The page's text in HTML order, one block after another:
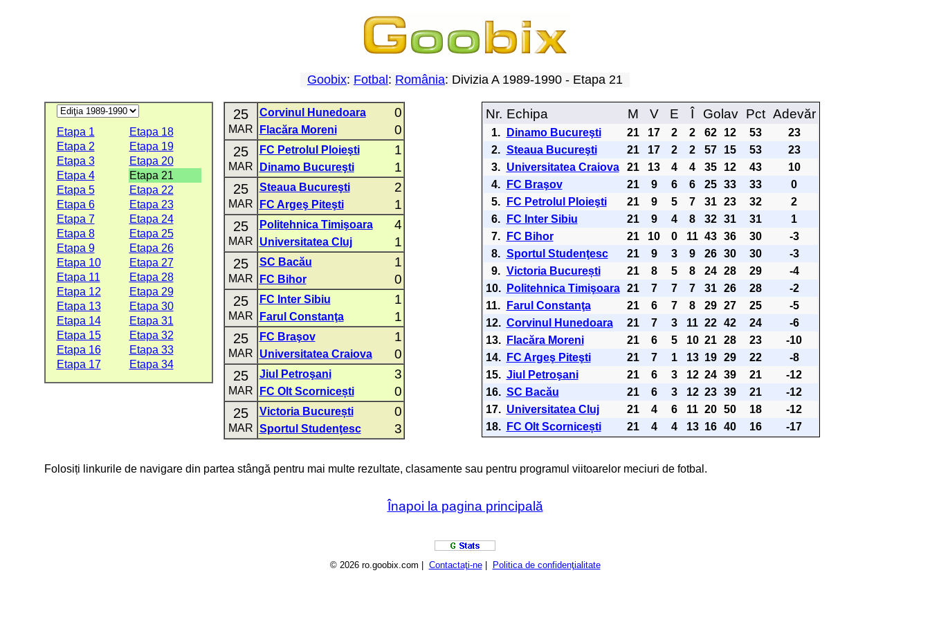
Goobix: Fotbal : România: Divizia A 1989-1990 - Etapa 21
Etapa 1
Etapa 18
Etapa 2
Etapa 19
Etapa 3
Etapa 20
Etapa 4
Etapa 21
Etapa 5
Etapa 22
Etapa 6
Etapa 23
Etapa 7
Etapa 24
Etapa 8
Etapa 25
Etapa 9
Etapa 26
Etapa 10
Etapa 27
Etapa 11
Etapa 28
Etapa 12
Etapa 29
Etapa 13
Etapa 30
Etapa 14
Etapa 31
Etapa 15
Etapa 32
Etapa 16
Etapa 33
Etapa 17
Etapa 34
25
MAR
Corvinul Hunedoara 0
Flacăra Moreni 0
25
MAR
FC Petrolul Ploieşti 1
Dinamo Bucureşti 1
25
MAR
Steaua Bucureşti 2
FC Argeş Piteşti 1
25
MAR
Politehnica Timişoara 4
Universitatea Cluj 1
25
MAR
SC Bacău 1
FC Bihor 0
25
MAR
FC Inter Sibiu 1
Farul Constanţa 1
25
MAR
FC Braşov 1
Universitatea Craiova 0
25
MAR
Jiul Petroşani 3
FC Olt Scornicești 0
25
MAR
Victoria București 0
Sportul Studenţesc 3
Nr. Echipa M V E Î Golav Pct Adevăr
1. Dinamo Bucureşti 21 17 2 2 62 12 53
23
2. Steaua Bucureşti 21 17 2 2 57 15 53
23
3.
Universitatea Craiova 21 13 4 4 35 12 43
10
4.
FC Braşov 21 9 6 6 25 33 33
0
5.
FC Petrolul Ploieşti 21 9 5 7 31 23 32
2
6.
FC Inter Sibiu 21 9 4 8 32 31 31
1
7.
FC Bihor 21 10 0 11 43 36 30
-3
8. Sportul Studenţesc 21 9 3 9 26 30 30
-3
9. Victoria București 21 8 5 8 24 28 29
-4
10.
Politehnica Timişoara 21 7 7 7 31 26 28
-2
11.
Farul Constanţa 21 6 7 8 29 27 25
-5
12. Corvinul Hunedoara 21 7 3 11 22 42 24
-6
13.
Flacăra Moreni 21 6 5 10 21 28 23
-10
14.
FC Argeş Piteşti 21 7 1 13 19 29 22
-8
15. Jiul Petroşani 21 6 3 12 24 39 21
-12
16. SC Bacău 21 6 3 12 23 39 21
-12
17. Universitatea Cluj 21 4 6 11 20 50 18
-12
18.
FC Olt Scornicești 21 4 4 13 16 40 16 -17
Folosiți linkurile de navigare din partea stângă pentru mai multe rezultate, clasamente sau pentru programul viitoarelor meciuri de fotbal.
Înapoi la pagina principală
© 2026 ro.goobix.com | Contactaţi-ne| Politica de confidenţialitate